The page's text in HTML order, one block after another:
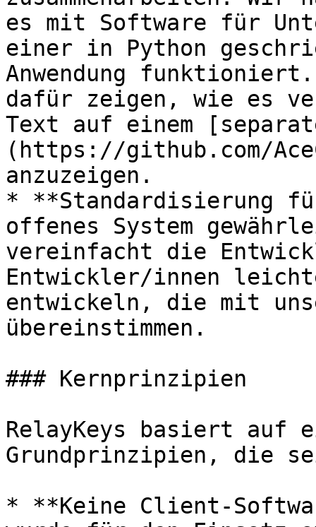
es mit Software für
einer in Python
Anwendung
dafür zeigen, wie es
Text auf einem
(https://github.com/
anzuzeigen.
* **Standardisierung
offenes System
vereinfacht die
Entwickler/innen
entwickeln, die mit
übereinstimmen.
### Kernprinzipien
RelayKeys basiert auf
Grundprinzipien, die
* **Keine Client-